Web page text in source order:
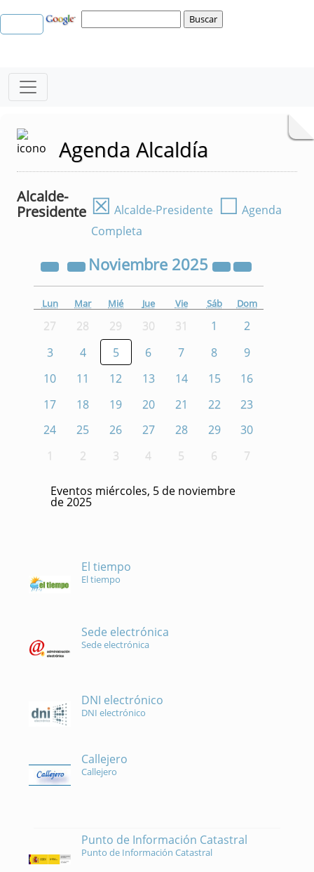
Agenda Alcaldía
Alcalde-
Presidente ☒ Alcalde-Presidente ☐ Agenda
Completa
Noviembre 2025
Lun Mar Mié Jue Vie Sáb Dom
27 28 29 30 31 1
2
3
4 5 6 7 8
9
10
11 12 13 14 15
16
17
18 19 20 21 22
23
24
25 26 27 28 29
30
1
2 3 4 5 6 7
Eventos miércoles, 5 de noviembre
de 2025
El tiempo
El tiempo
Sede electrónica
Sede electrónica
DNI electrónico
DNI electrónico
Callejero
Callejero
Punto de Información Catastral
Punto de Información Catastral